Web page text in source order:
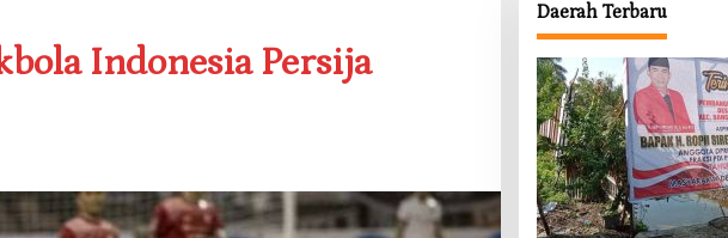
Indonesia Persija
Daerah Terbaru